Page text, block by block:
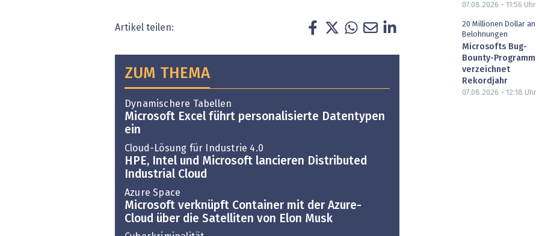
Artikel teilen:
ZUM THEMA
Dynamischere Tabellen
Microsoft Excel führt personalisierte Datentypen
ein
Cloud-Lösung für Industrie 4.0
HPE, Intel und Microsoft lancieren Distributed
Industrial Cloud
Azure Space
Microsoft verknüpft Container mit der Azure-
Cloud über die Satelliten von Elon Musk
07.08.2026 - 11:56 Uhr
20 Millionen Dollar an
Belohnungen
Microsofts Bug-
Bounty-Programm
verzeichnet
Rekordjahr
07.08.2026 - 12:18 Uhr